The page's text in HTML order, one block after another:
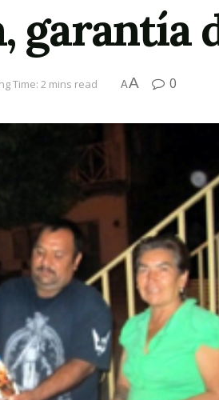
garantía
Time: 2 mins read AA 0